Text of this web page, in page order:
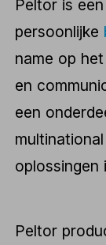
Peltor is
persoonlijke
name op
en
een
oplossingen
Peltor